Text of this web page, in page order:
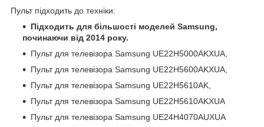
Пульт підходить до техніки:
Підходить для більшості моделей Samsung,
починаючи від 2014 року.
Пульт для телевізора Samsung UE22H5000AKXUA,
Пульт для телевізора Samsung UE22H5600AKXUA,
Пульт для телевізора Samsung UE22H5610AK,
Пульт для телевізора Samsung UE22H5610AKXUA
Пульт для телевізора Samsung UE24H4070AUXUA